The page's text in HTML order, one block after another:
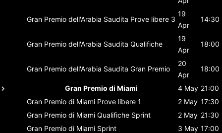
Gran Premio dell'Arabia Saudita Prove libere 3
19
Apr
14:30
Gran Premio dell'Arabia Saudita Qualifiche
19
Apr
18:00
Gran Premio dell'Arabia Saudita Gran Premio
20
Apr
18:00
Gran Premio di Miami 4 May 21:00
Gran Premio di Miami Prove libere 1 2 May 17:30
Gran Premio di Miami Qualifiche Sprint 2 May 21:30
Gran Premio di Miami Sprint 3 May 17:00